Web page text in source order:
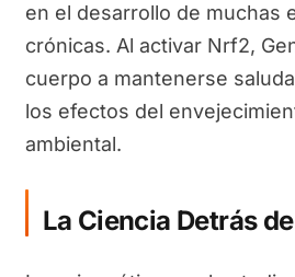
en el desarrollo de muchas
crónicas. Al activar Nrf2,
cuerpo a mantenerse
los efectos del
ambiental.
La Ciencia Detrás